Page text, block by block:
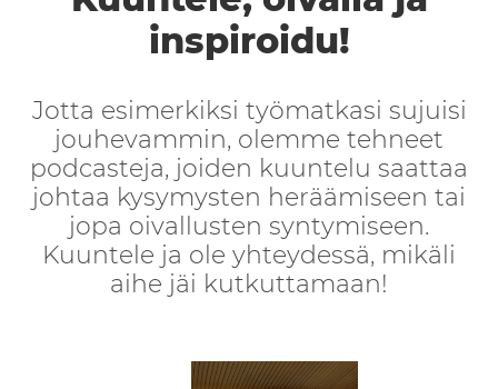
inspiroidu!
Jotta esimerkiksi työmatkasi sujuisi
jouhevammin, olemme tehneet
podcasteja, joiden kuuntelu saattaa
johtaa kysymysten heräämiseen tai
jopa oivallusten syntymiseen.
Kuuntele ja ole yhteydessä, mikäli
aihe jäi kutkuttamaan!